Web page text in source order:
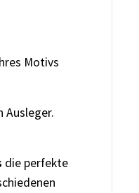
Motivs
Ausleger.
die perfekte